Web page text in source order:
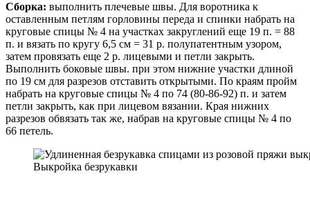
Сборка: выполнить плечевые швы. Для воротника к
оставленным петлям горловины переда и спинки набрать на
круговые спицы № 4 на участках закруглений еще 19 п. = 88
п. и вязать по кругу 6,5 см = 31 р. полупатентным узором,
затем провязать еще 2 р. лицевыми и петли закрыть.
Выполнить боковые швы. при этом нижние участки длиной
по 19 см для разрезов отставить открытыми. По краям пройм
набрать на круговые спицы № 4 по 74 (80-86-92) п. и затем
петли закрыть, как при лицевом вязании. Края нижних
разрезов обвязать так же, набрав на круговые спицы № 4 по
66 петель.
Выкройка безрукавки